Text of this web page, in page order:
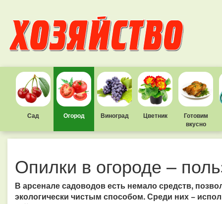
Сад Огород Виноград Цветник
Готовим
вкусно
Опилки в огороде –
В арсенале садоводов есть немало средств,
экологически чистым способом. Среди них −